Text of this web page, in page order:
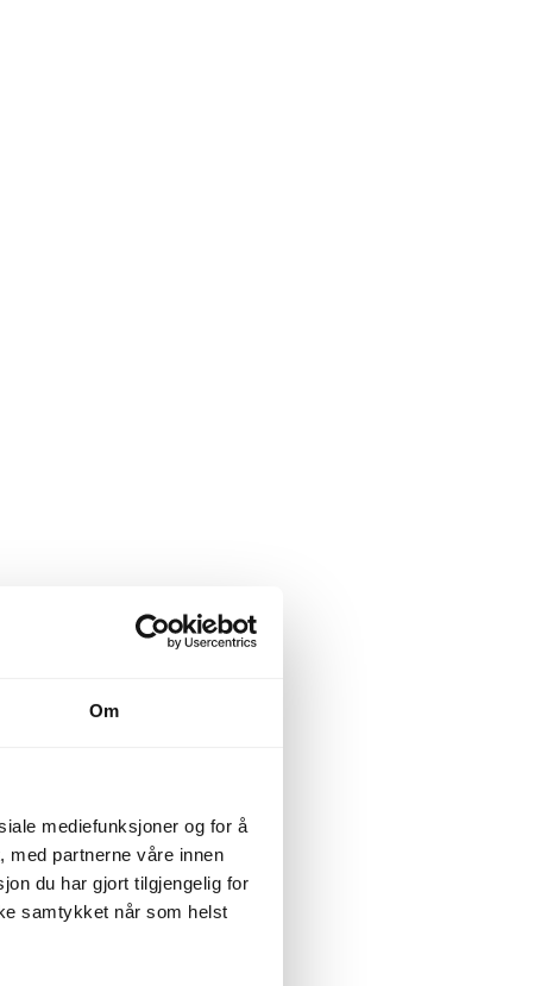
Om
mediefunksjoner og for å
med partnerne våre innen
du har gjort tilgjengelig for
samtykket når som helst